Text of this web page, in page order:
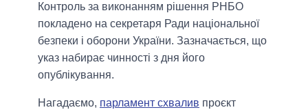
Контроль за виконанням рішення РНБО
покладено на секретаря Ради національної
безпеки і оборони України. Зазначається, що
указ набирає чинності з дня його
опублікування.
Нагадаємо, парламент схвалив проєкт